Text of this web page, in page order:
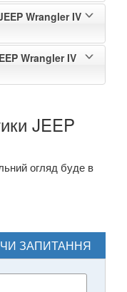
Wrangler IV
Wrangler IV
JEEP
огляд буде в
ЗАПИТАННЯ